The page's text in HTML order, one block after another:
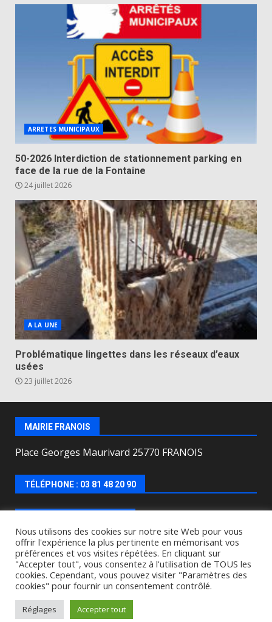
ARRETES MUNICIPAUX
50-2026 Interdiction de stationnement parking en
face de la rue de la Fontaine
24 juillet 2026
A LA UNE
Problématique lingettes dans les réseaux d’eaux
usées
23 juillet 2026
MAIRIE FRANOIS
Place Georges Maurivard 25770 FRANOIS
TÉLÉPHONE : 03 81 48 20 90
Lundi, mercredi, jeudi, vendredi de : 8h00 à 12h00 et
le Mardi de 9h00 à 12h00 et de 16h30 à 18h30.
Copyright © All rights reserved.
themes.
Nous utilisons des cookies sur notre site Web pour vous
offrir l'expérience la plus pertinente en mémorisant vos
préférences et vos visites répétées. En cliquant sur
"Accepter tout", vous consentez à l'utilisation de TOUS les
cookies. Cependant, vous pouvez visiter "Paramètres des
cookies" pour fournir un consentement contrôlé.
Réglages Accepter tout